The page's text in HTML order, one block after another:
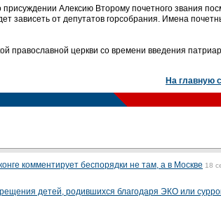
Алексию Второму почетного звания
зависеть от депутатов горсобрания. Имена
православной церкви со времени введения
На главную
комментирует беспорядки не там, а в Москве 18
детей, родившихся благодаря ЭКО или